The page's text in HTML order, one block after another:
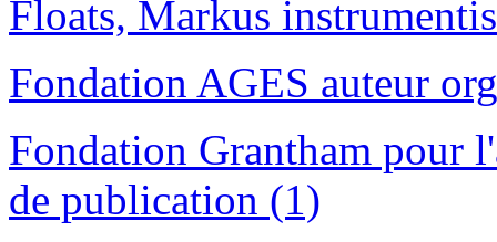
Floats, Markus
Fondation AGES auteur
Fondation Grantham pour
de publication (1)